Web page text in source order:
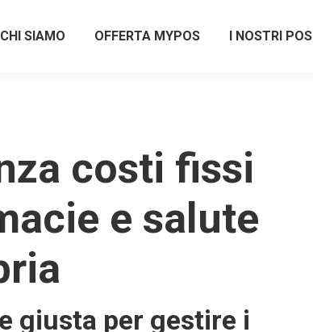
CHI SIAMO OFFERTA MYPOS I NOSTRI POS
costi fissi
e salute
giusta per gestire i